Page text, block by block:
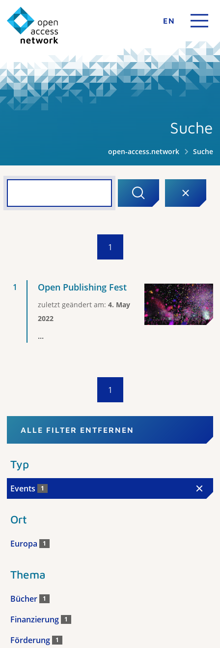
EN
Suche
open-access.network Suche
1
Open Publishing Fest
zuletzt geändert am: 4. May
2022
...
1
ALLE FILTER ENTFERNEN
Typ
Events 1
Ort
Europa 1
Thema
Bücher 1
Finanzierung 1
Förderung 1